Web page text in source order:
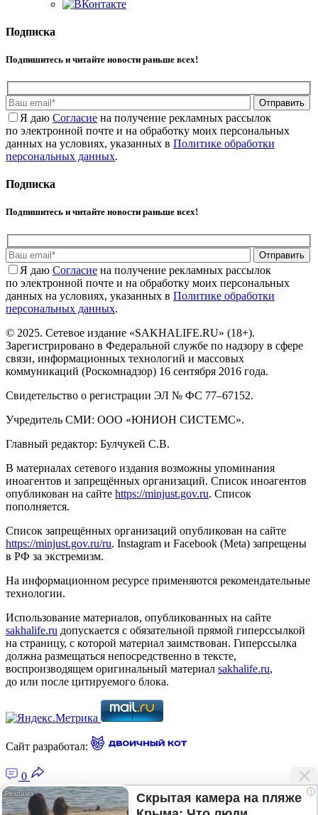
Подписка
Подпишитесь и читайте новости раньше всех!
Отправить
Я даю Cогласие на получение рекламных рассылок
по электронной почте и на обработку моих персональных
данных на условиях, указанных в Политике обработки
персональных данных.
Подписка
Подпишитесь и читайте новости раньше всех!
Отправить
Я даю Cогласие на получение рекламных рассылок
по электронной почте и на обработку моих персональных
данных на условиях, указанных в Политике обработки
персональных данных.
© 2025. Сетевое издание «SAKHALIFE.RU» (18+).
Зарегистрировано в Федеральной службе по надзору в сфере
связи, информационных технологий и массовых
коммуникаций (Роскомнадзор) 16 сентября 2016 года.
Свидетельство о регистрации ЭЛ № ФС 77–67152.
Учредитель СМИ: ООО «ЮНИОН СИСТЕМС».
Главный редактор: Булчукей С.В.
В материалах сетевого издания возможны упоминания
иноагентов и запрещённых организаций. Список иноагентов
опубликован на сайте https://minjust.gov.ru. Список
пополняется.
Список запрещённых организаций опубликован на сайте
https://minjust.gov.ru/ru. Instagram и Facebook (Metа) запрещены
в РФ за экстремизм.
На информационном ресурсе применяются рекомендательные
технологии.
Использование материалов, опубликованных на сайте
sakhalife.ru допускается с обязательной прямой гиперссылкой
на страницу, с которой материал заимствован. Гиперссылка
должна размещаться непосредственно в тексте,
воспроизводящем оригинальный материал sakhalife.ru,
до или после цитируемого блока.
Сайт разработал:
0
i
Скрытая камера на пляже